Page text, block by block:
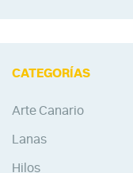
CATEGORÍAS
Arte Canario
Lanas
Hilos